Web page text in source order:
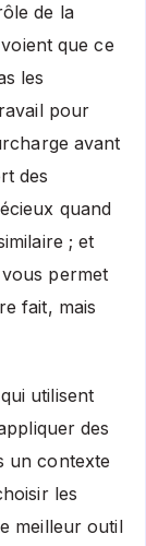
de la
que ce
les
pour
avant
des
quand
; et
permet
fait, mais
utilisent
des
un contexte
les
meilleur outil